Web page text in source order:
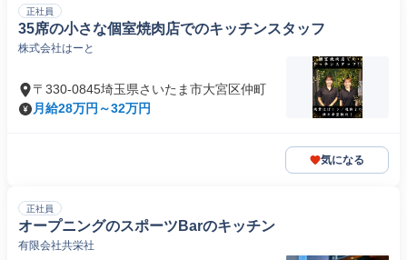
正社員
35席の小さな個室焼肉店でのキッチンスタッフ
株式会社はーと
〒330-0845埼玉県さいたま市大宮区仲町
月給28万円～32万円
気になる
正社員
オープニングのスポーツBarのキッチン
有限会社共栄社